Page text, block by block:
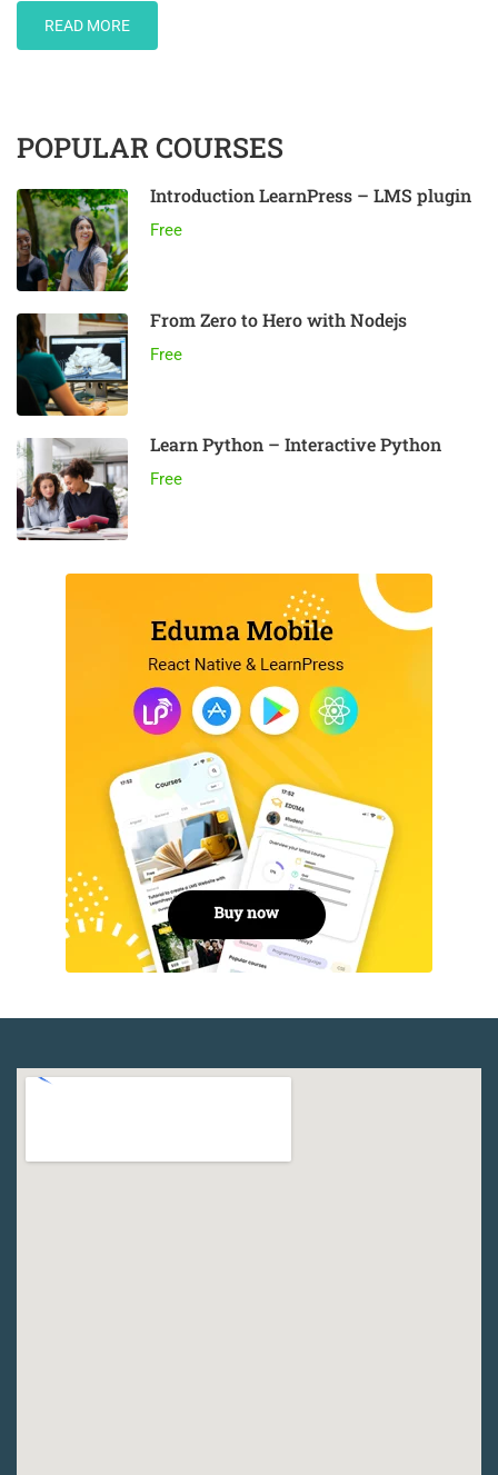
READ
MORE
READ MORE
POPULAR COURSES
Introduction LearnPress – LMS plugin
Free
From Zero to Hero with Nodejs
Free
Learn Python – Interactive Python
Free